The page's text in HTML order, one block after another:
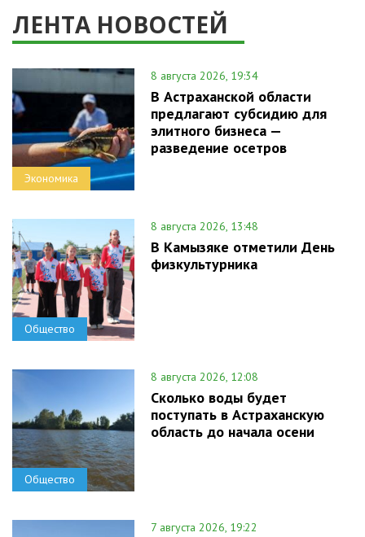
ЛЕНТА НОВОСТЕЙ
Экономика
8 августа 2026, 19:34
В Астраханской области
предлагают субсидию для
элитного бизнеса —
разведение осетров
Общество
8 августа 2026, 13:48
В Камызяке отметили День
физкультурника
Общество
8 августа 2026, 12:08
Сколько воды будет
поступать в Астраханскую
область до начала осени
7 августа 2026, 19:22